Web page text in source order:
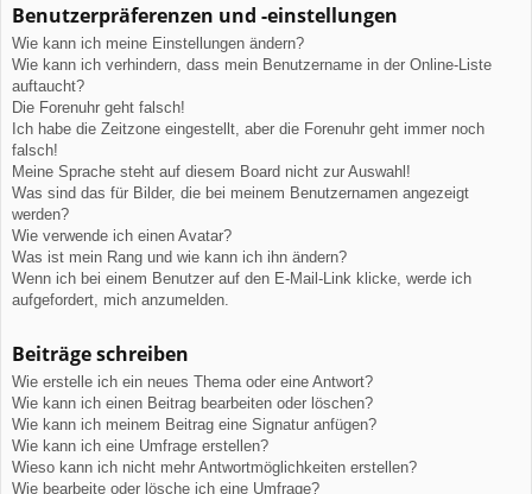
Benutzerpräferenzen und -einstellungen
Wie kann ich meine Einstellungen ändern?
Wie kann ich verhindern, dass mein Benutzername in der Online-Liste
auftaucht?
Die Forenuhr geht falsch!
Ich habe die Zeitzone eingestellt, aber die Forenuhr geht immer noch
falsch!
Meine Sprache steht auf diesem Board nicht zur Auswahl!
Was sind das für Bilder, die bei meinem Benutzernamen angezeigt
werden?
Wie verwende ich einen Avatar?
Was ist mein Rang und wie kann ich ihn ändern?
Wenn ich bei einem Benutzer auf den E-Mail-Link klicke, werde ich
aufgefordert, mich anzumelden.
Beiträge schreiben
Wie erstelle ich ein neues Thema oder eine Antwort?
Wie kann ich einen Beitrag bearbeiten oder löschen?
Wie kann ich meinem Beitrag eine Signatur anfügen?
Wie kann ich eine Umfrage erstellen?
Wieso kann ich nicht mehr Antwortmöglichkeiten erstellen?
Wie bearbeite oder lösche ich eine Umfrage?